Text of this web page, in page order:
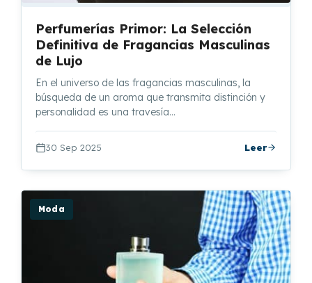
Perfumerías Primor: La Selección
Definitiva de Fragancias Masculinas
de Lujo
En el universo de las fragancias masculinas, la
búsqueda de un aroma que transmita distinción y
personalidad es una travesía…
30 Sep 2025 Leer
Moda